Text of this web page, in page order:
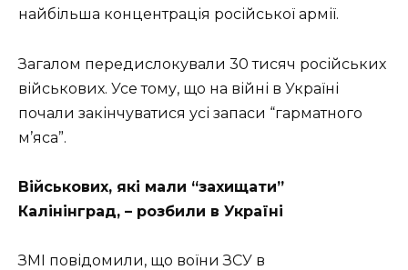
найбільша концентрація російської армії.
Загалом передислокували 30 тисяч російських
військових. Усе тому, що на війні в Україні
почали закінчуватися усі запаси “гарматного
м’яса”.
Військових, які мали “захищати”
Калінінград, – розбили в Україні
ЗМІ повідомили, що воїни ЗСУ в